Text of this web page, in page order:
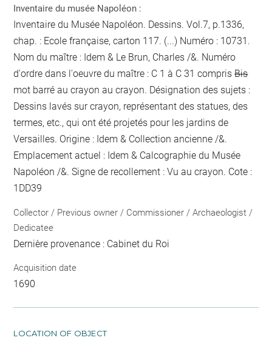
Inventaire du musée Napoléon :
Inventaire du Musée Napoléon. Dessins. Vol.7, p.1336,
chap. : Ecole française, carton 117. (...) Numéro : 10731.
Nom du maître : Idem & Le Brun, Charles /&. Numéro
d'ordre dans l'oeuvre du maître : C 1 à C 31 comprisBis
mot barré au crayon au crayon. Désignation des sujets :
Dessins lavés sur crayon, représentant des statues, des
termes, etc., qui ont été projetés pour les jardins de
Versailles. Origine : Idem & Collection ancienne /&.
Emplacement actuel : Idem & Calcographie du Musée
Napoléon /&. Signe de recollement :Vu au crayon. Cote :
1DD39
Collector / Previous owner / Commissioner / Archaeologist /
Dedicatee
Dernière provenance : Cabinet du Roi
Acquisition date
1690
LOCATION OF OBJECT